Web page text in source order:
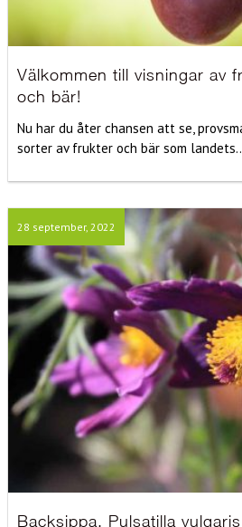
Välkommen till visningar av
och bär!
Nu har du åter chansen att se,
sorter av frukter och bär som
28 september, 2022
Backsippa, Pulsatilla